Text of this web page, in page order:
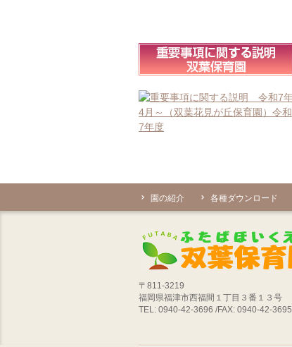
園の紹介 各種ダウンロード
〒811-3219
福岡県福津市西福間１丁目３番１３号
TEL: 0940-42-3696 /FAX: 0940-42-3695